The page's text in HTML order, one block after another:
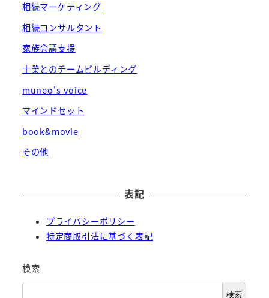
相続マーケティング
相続コンサルタント
家族会議支援
士業とのチームビルディング
muneo's voice
マインドセット
book&movie
その他
表記
プライバシーポリシー
特定商取引法に基づく表記
検索
検索